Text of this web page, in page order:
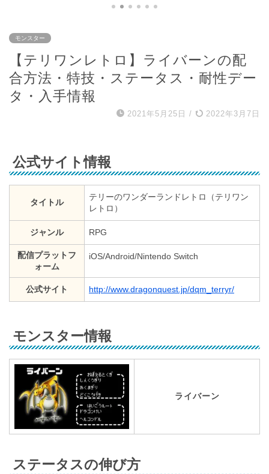
モンスター
【テリワンレトロ】ライバーンの配
合方法・特技・ステータス・耐性デー
タ・入手情報
2021年5月25日 / 2022年3月7日
公式サイト情報
タイトル
テリーのワンダーランドレトロ（テリワン
レトロ）
ジャンル RPG
配信プラットフ
ォーム
iOS/Android/Nintendo Switch
公式サイト http://www.dragonquest.jp/dqm_terryr/
モンスター情報
ライバーン
ステータスの伸び方